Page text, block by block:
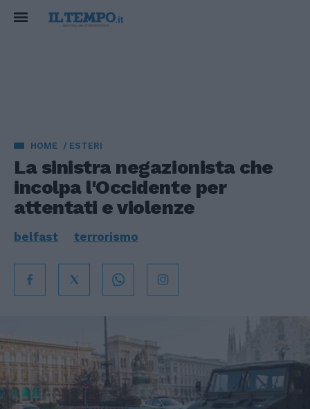
HOME ESTERI
La sinistra negazionista che
incolpa l'Occidente per
attentati e violenze
belfast terrorismo